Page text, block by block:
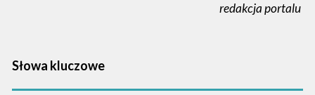
redakcja portalu
Słowa kluczowe